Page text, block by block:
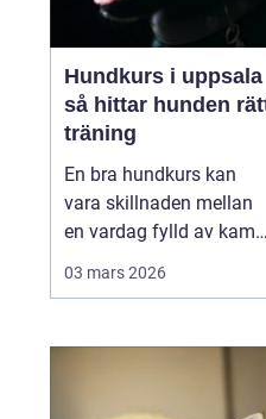
Hundkurs i uppsala
så hittar hunden
träning
En bra hundkurs kan
vara skillnaden mellan
en vardag fylld av kamp
För många hundägare i
03 mars 2026